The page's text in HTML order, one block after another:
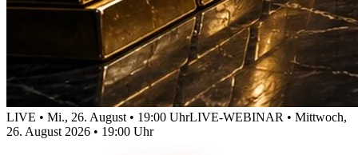
LIVE • Mi., 26. August • 19:00 UhrLIVE-WEBINAR • Mittwoch,
26. August 2026 • 19:00 Uhr